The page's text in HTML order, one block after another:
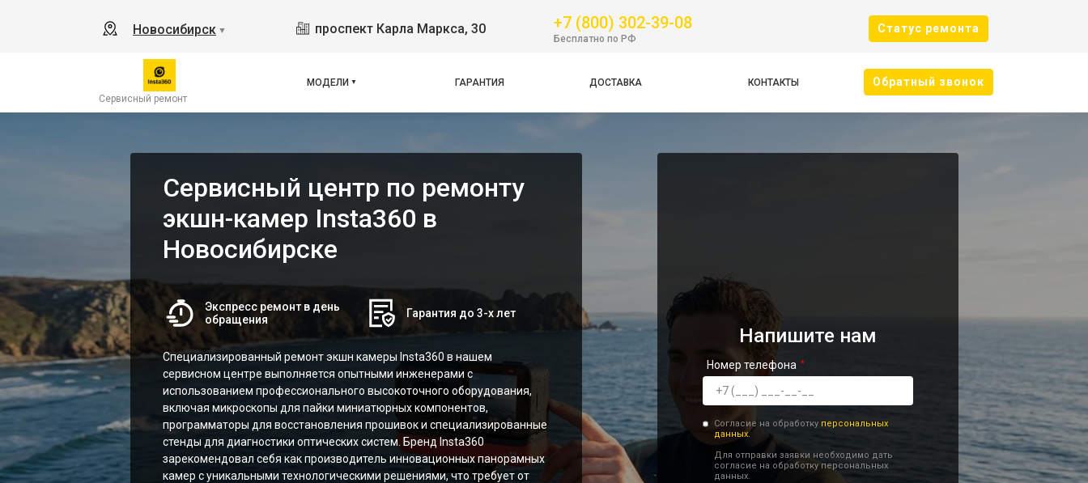
Новосибирск ▼ проспект Карла Маркса, 30 +7 (800) 302-39-08
Бесплатно по РФ
Cтатус ремонта
Сервисный ремонт
МОДЕЛИ ГАРАНТИЯ ДОСТАВКА КОНТАКТЫ Oбратный звонок
Сервисный центр по ремонту
экшн-камер Insta360 в
Новосибирске
Экспресс ремонт в день
обращения
Гарантия до 3-х лет
Специализированный ремонт экшн камеры Insta360 в нашем
сервисном центре выполняется опытными инженерами с
использованием профессионального высокоточного оборудования,
включая микроскопы для пайки миниатюрных компонентов,
программаторы для восстановления прошивок и специализированные
стенды для диагностики оптических систем. Бренд Insta360
зарекомендовал себя как производитель инновационных панорамных
камер с уникальными технологическими решениями, что требует от
Напишите нам
Номер телефона
Согласие на обработку персональных
данных.
Для отправки заявки необходимо дать
согласие на обработку персональных
данных.